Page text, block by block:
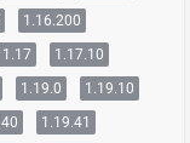
1.16.200
1.17
1.17.10
1.19.0
1.19.10
1.19.41